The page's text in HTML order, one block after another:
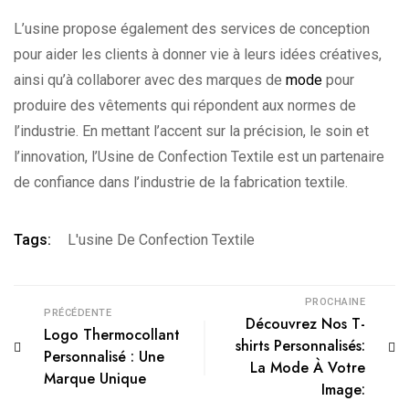
L’usine propose également des services de conception
pour aider les clients à donner vie à leurs idées créatives,
ainsi qu’à collaborer avec des marques de mode pour
produire des vêtements qui répondent aux normes de
l’industrie. En mettant l’accent sur la précision, le soin et
l’innovation, l’Usine de Confection Textile est un partenaire
de confiance dans l’industrie de la fabrication textile.
Tags: L'usine De Confection Textile
PRÉCÉDENTE
Logo Thermocollant
Personnalisé : Une
Marque Unique
PROCHAINE
Découvrez Nos T-
shirts Personnalisés:
La Mode À Votre
Image: